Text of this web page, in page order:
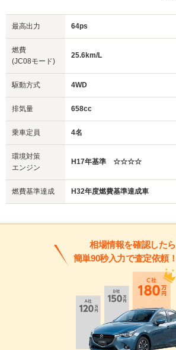
最高出力 64ps
燃費
(JC08モード)
25.6km/L
駆動方式 4WD
排気量 658cc
乗車定員 4名
環境対策
エンジン
H17年基準 ☆☆☆☆
燃費基準達成 H32年度燃費基準達成車
相場情報を確認したら
簡単90秒入力で査定依頼！